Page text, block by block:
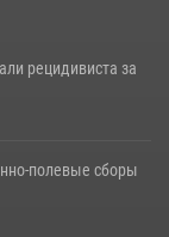
рецидивиста за
полевые сборы